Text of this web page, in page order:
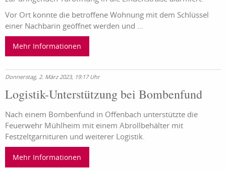
Vor Ort konnte die betroffene Wohnung mit dem Schlüssel
einer Nachbarin geöffnet werden und ...
Mehr Informationen
Donnerstag, 2. März 2023, 19:17 Uhr
Logistik-Unterstützung bei Bombenfund
Nach einem Bombenfund in Offenbach unterstützte die
Feuerwehr Mühlheim mit einem Abrollbehälter mit
Festzeltgarnituren und weiterer Logistik.
Mehr Informationen